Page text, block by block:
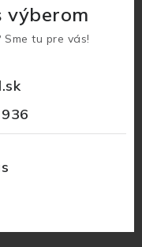
výberom
tu pre vás!